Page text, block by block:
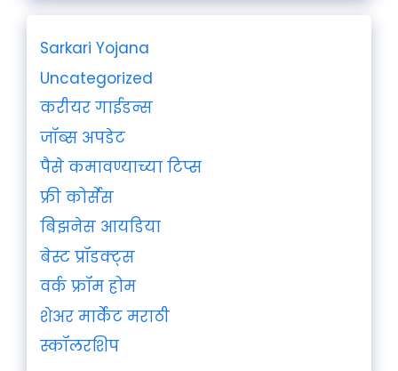
Sarkari Yojana
Uncategorized
करीयर गाईडन्स
जॉब्स अपडेट
पैसे कमावण्याच्या टिप्स
फ्री कोर्सेस
बिझनेस आयडिया
बेस्ट प्रॉडक्ट्स
वर्क फ्रॉम होम
शेअर मार्केट मराठी
स्कॉलरशिप